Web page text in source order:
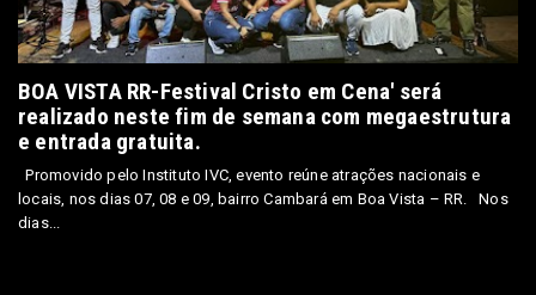
BOA VISTA RR-Festival Cristo em Cena' será
realizado neste fim de semana com megaestrutura
e entrada gratuita.
Promovido pelo Instituto IVC, evento reúne atrações nacionais e
locais, nos dias 07, 08 e 09, bairro Cambará em Boa Vista – RR. Nos
dias...